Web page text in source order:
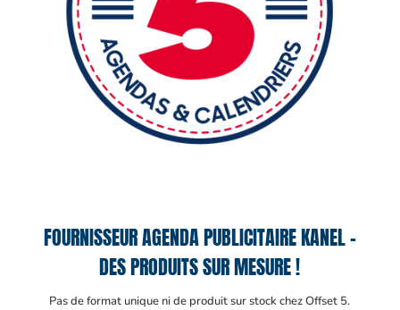
FOURNISSEUR AGENDA PUBLICITAIRE KANEL –
DES PRODUITS SUR MESURE !
Pas de format unique ni de produit sur stock chez Offset 5.